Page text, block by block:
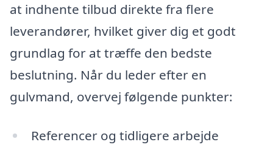
at indhente tilbud direkte fra flere
leverandører, hvilket giver dig et godt
grundlag for at træffe den bedste
beslutning. Når du leder efter en
gulvmand, overvej følgende punkter:
Referencer og tidligere arbejde